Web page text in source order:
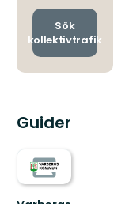
och
Sök
kollektivtrafik
Guider